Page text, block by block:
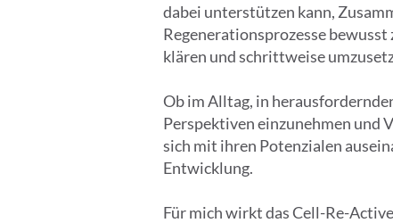
dabei unterstützen kann,
Regenerationsprozesse
klären und schrittweise
Ob im Alltag, in
Perspektiven einzunehmen und
sich mit ihren Potenzialen
Entwicklung.
Für mich wirkt das Cell-Re-